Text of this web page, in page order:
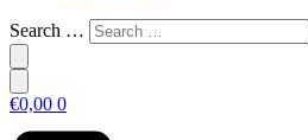
Search …
€0,00 0